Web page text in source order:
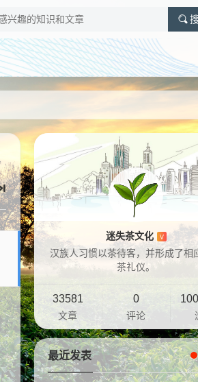
迷失茶文化 V
汉族人习惯以茶待客，并形成了相
茶礼仪。
33581
文章
0
评论
最近发表